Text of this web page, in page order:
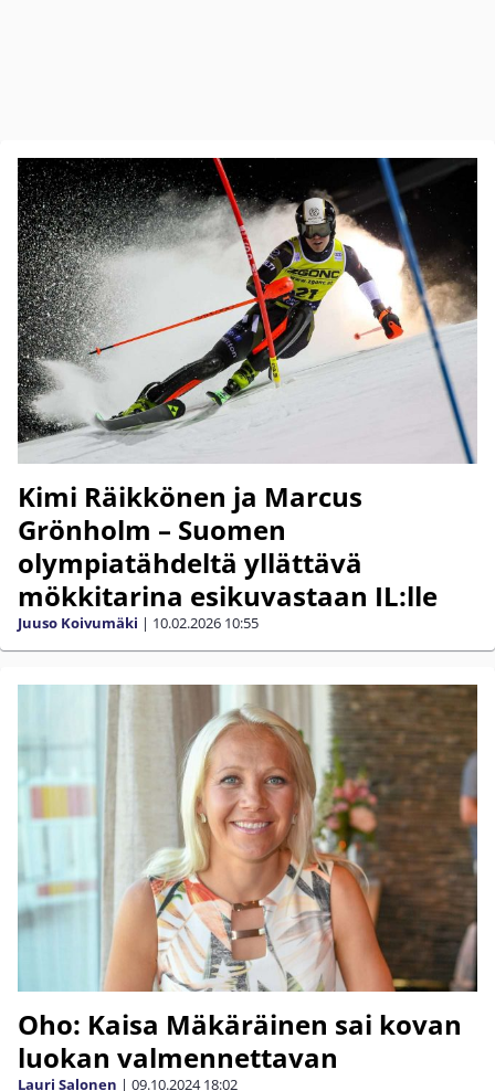
Kimi Räikkönen ja Marcus
Grönholm – Suomen
olympiatähdeltä yllättävä
mökkitarina esikuvastaan IL:lle
Juuso Koivumäki | 10.02.2026 10:55
Oho: Kaisa Mäkäräinen sai kovan
luokan valmennettavan
Lauri Salonen | 09.10.2024 18:02